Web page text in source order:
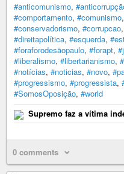
#anticomunismo,
#comportamento, #comunismo,
#conservadorismo, #corrupcao,
#direitapolítica, #esquerda,
#foraforodesãopaulo, #forapt,
#liberalismo, #libertarianismo,
#notícias, #noticias, #novo,
#progressismo, #progressista,
#SomosOposição, #world
Supremo faz a vítima
0 comments